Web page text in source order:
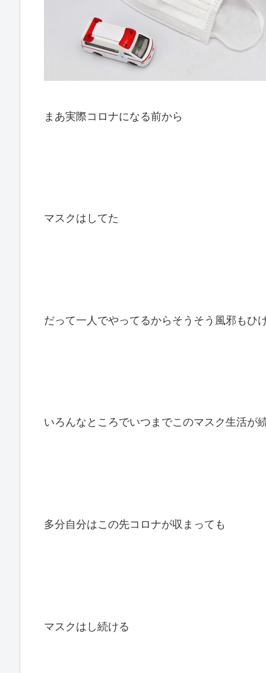
まあ実際コロナになる前から
マスクはしてた
だって一人でやってるからそうそう風邪もひ
いろんなところでいつまでこのマスク生活が
多分自分はこの先コロナが収まっても
マスクはし続ける